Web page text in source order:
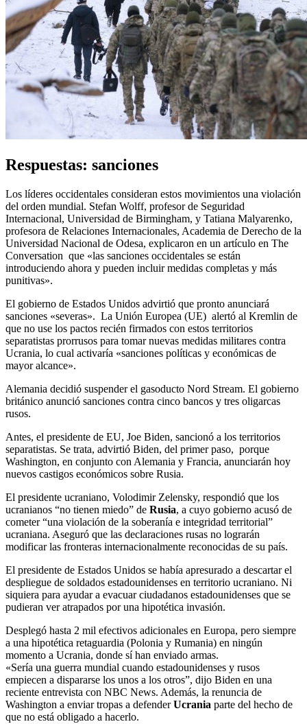
Respuestas: sanciones
Los líderes occidentales consideran estos movimientos una violación
del orden mundial. Stefan Wolff, profesor de Seguridad
Internacional, Universidad de Birmingham, y Tatiana Malyarenko,
profesora de Relaciones Internacionales, Academia de Derecho de la
Universidad Nacional de Odesa, explicaron en un artículo en The
Conversation que «las sanciones occidentales se están
introduciendo ahora y pueden incluir medidas completas y más
punitivas».
El gobierno de Estados Unidos advirtió que pronto anunciará
sanciones «severas». La Unión Europea (UE) alertó al Kremlin de
que no use los pactos recién firmados con estos territorios
separatistas prorrusos para tomar nuevas medidas militares contra
Ucrania, lo cual activaría «sanciones políticas y económicas de
mayor alcance».
Alemania decidió suspender el gasoducto Nord Stream. El gobierno
británico anunció sanciones contra cinco bancos y tres oligarcas
rusos.
Antes, el presidente de EU, Joe Biden, sancionó a los territorios
separatistas. Se trata, advirtió Biden, del primer paso, porque
Washington, en conjunto con Alemania y Francia, anunciarán hoy
nuevos castigos económicos sobre Rusia.
El presidente ucraniano, Volodimir Zelensky, respondió que los
ucranianos “no tienen miedo” de Rusia, a cuyo gobierno acusó de
cometer “una violación de la soberanía e integridad territorial”
ucraniana. Aseguró que las declaraciones rusas no lograrán
modificar las fronteras internacionalmente reconocidas de su país.
El presidente de Estados Unidos se había apresurado a descartar el
despliegue de soldados estadounidenses en territorio ucraniano. Ni
siquiera para ayudar a evacuar ciudadanos estadounidenses que se
pudieran ver atrapados por una hipotética invasión.
Desplegó hasta 2 mil efectivos adicionales en Europa, pero siempre
a una hipotética retaguardia (Polonia y Rumania) en ningún
momento a Ucrania, donde sí han enviado armas.
«Sería una guerra mundial cuando estadounidenses y rusos
empiecen a dispararse los unos a los otros”, dijo Biden en una
reciente entrevista con NBC News. Además, la renuncia de
Washington a enviar tropas a defenderUcrania parte del hecho de
que no está obligado a hacerlo.